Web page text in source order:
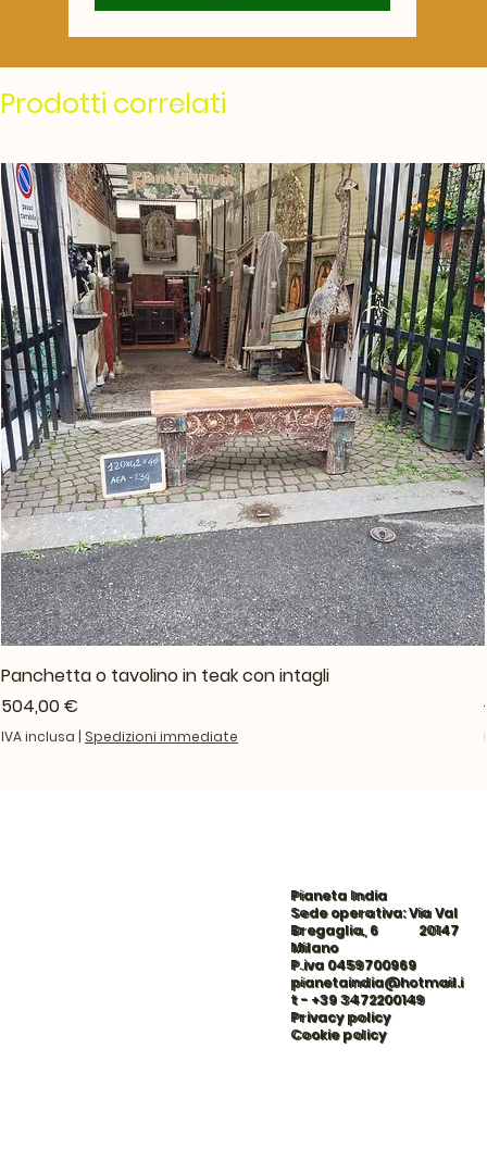
Prodotti correlati
Panchetta o tavolino in teak con intagli
Prezzo
504,00 €
IVA inclusa | Spedizioni immediate
Pianeta India
Sede operativa: Via Val
Bregaglia, 6 20147
Milano
P.iva 0459700969
pianetaindia@hotmail.i
t- +39 3472200149
Privacy policy
Cookie policy